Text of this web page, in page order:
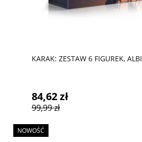
KARAK: ZESTAW 6 FIGUREK, ALBI
84,62 zł
99,99 zł
NOWOŚĆ